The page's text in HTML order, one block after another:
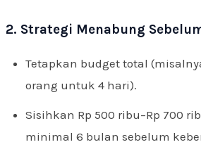
2. Strategi Menabung
Tetapkan budget total
orang untuk 4 hari).
Sisihkan Rp 500 ribu–Rp 700
minimal 6 bulan sebelum